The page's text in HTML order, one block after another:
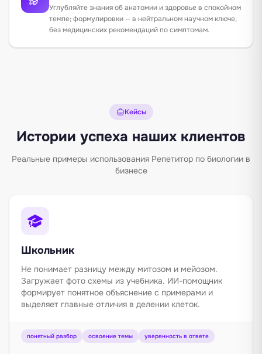
Углубляйте знания об анатомии и здоровье в спокойном
темпе; формулировки — в нейтральном научном ключе,
без медицинских рекомендаций по симптомам.
Кейсы
Истории успеха наших клиентов
Реальные примеры использования Репетитор по биологии в
бизнесе
Школьник
Не понимает разницу между митозом и мейозом.
Загружает фото схемы из учебника. ИИ-помощник
формирует понятное объяснение с примерами и
выделяет главные отличия в делении клеток.
понятный разбор освоение темы уверенность в ответе